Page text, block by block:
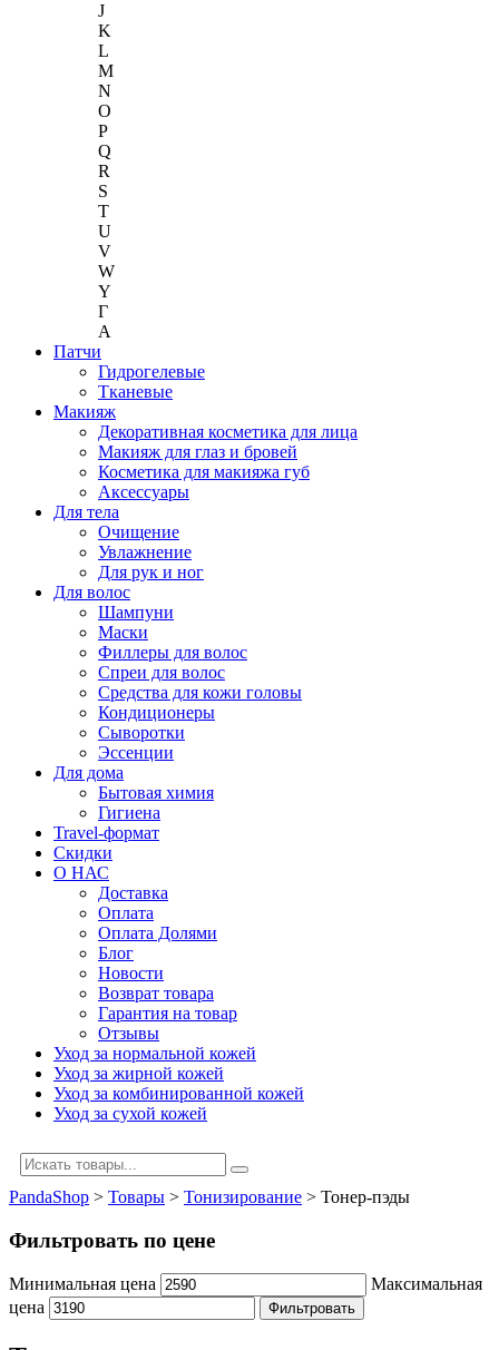
J
K
L
M
N
O
P
Q
R
S
T
U
V
W
Y
Г
A
Патчи
Гидрогелевые
Тканевые
Макияж
Декоративная косметика для лица
Макияж для глаз и бровей
Косметика для макияжа губ
Аксессуары
Для тела
Очищение
Увлажнение
Для рук и ног
Для волос
Шампуни
Маски
Филлеры для волос
Спреи для волос
Средства для кожи головы
Кондиционеры
Сыворотки
Эссенции
Для дома
Бытовая химия
Гигиена
Travel-формат
Скидки
О НАС
Доставка
Оплата
Оплата Долями
Блог
Новости
Возврат товара
Гарантия на товар
Отзывы
Уход за нормальной кожей
Уход за жирной кожей
Уход за комбинированной кожей
Уход за сухой кожей
PandaShop > Товары > Тонизирование > Тонер-пэды
Фильтровать по цене
Минимальная цена
Максимальная
цена
Фильтровать